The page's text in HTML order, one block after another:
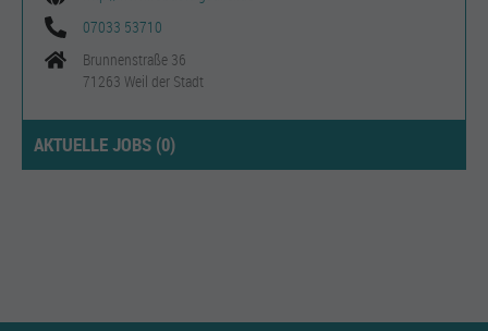
07033 53710
Brunnenstraße 36
71263 Weil der Stadt
AKTUELLE JOBS (0)